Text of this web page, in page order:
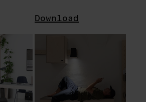
Download